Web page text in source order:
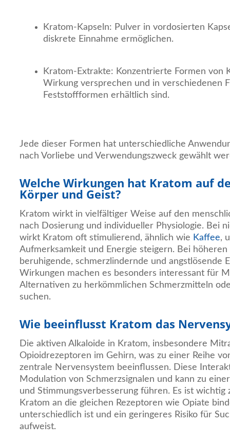
Kratom-Kapseln: Pulver in vordosierten
diskrete Einnahme ermöglichen.
Kratom-Extrakte: Konzentrierte Formen von
Wirkung versprechen und in verschiedenen
Feststoffformen erhältlich sind.
Jede dieser Formen hat unterschiedliche
nach Vorliebe und Verwendungszweck gewählt
Welche Wirkungen hat Kratom auf
Körper und Geist?
Kratom wirkt in vielfältiger Weise auf den
nach Dosierung und individueller Physiologie. Bei
wirkt Kratom oft stimulierend, ähnlich wie Kaffee,
Aufmerksamkeit und Energie steigern. Bei
beruhigende, schmerzlindernde und angstlösende
Wirkungen machen es besonders interessant für
Alternativen zu herkömmlichen Schmerzmitteln
suchen.
Wie beeinflusst Kratom das
Die aktiven Alkaloide in Kratom, insbesondere
Opioidrezeptoren im Gehirn, was zu einer Reihe
zentrale Nervensystem beeinflussen. Diese
Modulation von Schmerzsignalen und kann zu
und Stimmungsverbesserung führen. Es ist wichtig
Kratom an die gleichen Rezeptoren wie Opiate
unterschiedlich ist und ein geringeres Risiko für
aufweist.